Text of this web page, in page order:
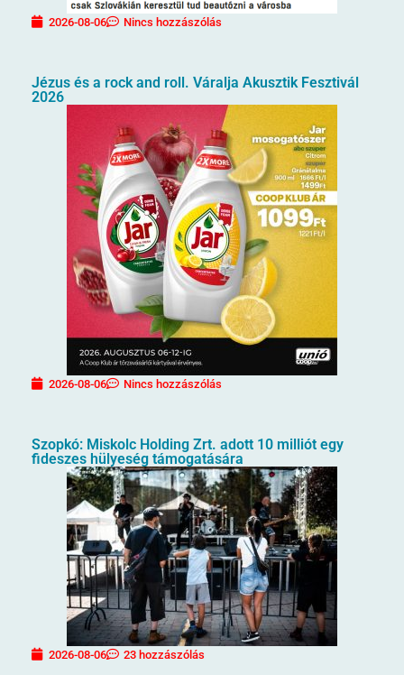
2026-08-06 Nincs hozzászólás
Jézus és a rock and roll. Váralja Akusztik Fesztivál
2026
2026-08-06 Nincs hozzászólás
Szopkó: Miskolc Holding Zrt. adott 10 milliót egy
fideszes hülyeség támogatására
2026-08-06 23 hozzászólás